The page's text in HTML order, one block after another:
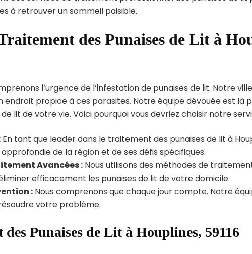
à retrouver un sommeil paisible.
des Punaises de Lit à
l’urgence de l’infestation de punaises de lit. Notre
endroit propice à ces parasites. Notre équipe dévouée est là
lit de votre vie. Voici pourquoi vous devriez choisir notre
En tant que leader dans le traitement des punaises de lit à
de la région et de ses défis spécifiques.
Avancées : Nous utilisons des méthodes de
efficacement les punaises de lit de votre domicile.
: Nous comprenons que chaque jour compte. Notre
votre problème.
Punaises de Lit à Houplines, 59116